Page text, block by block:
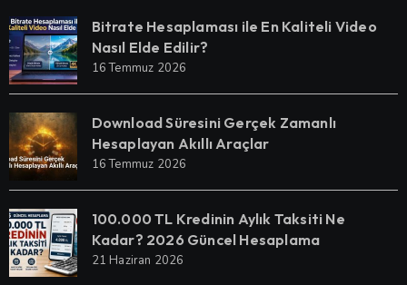
Bitrate Hesaplaması ile En Kaliteli Video
Nasıl Elde Edilir?
16 Temmuz 2026
Download Süresini Gerçek Zamanlı
Hesaplayan Akıllı Araçlar
16 Temmuz 2026
100.000 TL Kredinin Aylık Taksiti Ne
Kadar? 2026 Güncel Hesaplama
21 Haziran 2026